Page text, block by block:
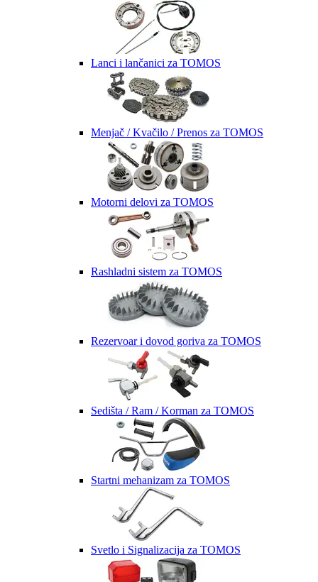
Lanci i lančanici za TOMOS
Menjač / Kvačilo / Prenos za TOMOS
Motorni delovi za TOMOS
Rashladni sistem za TOMOS
Rezervoar i dovod goriva za TOMOS
Sedišta / Ram / Korman za TOMOS
Startni mehanizam za TOMOS
Svetlo i Signalizacija za TOMOS